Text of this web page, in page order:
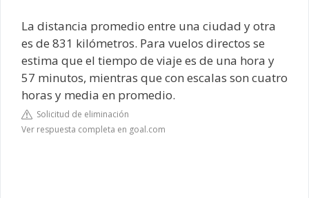
La distancia promedio entre una ciudad y otra
es de 831 kilómetros. Para vuelos directos se
estima que el tiempo de viaje es de una hora y
57 minutos, mientras que con escalas son cuatro
horas y media en promedio.
Solicitud de eliminación
Ver respuesta completa en goal.com